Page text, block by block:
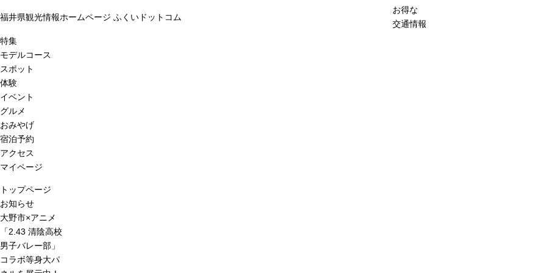
福井県観光情報ホームページ ふくいドットコム
お得な
交通情報
特集
モデルコース
スポット
体験
イベント
グルメ
おみやげ
宿泊予約
アクセス
マイページ
トップページ
お知らせ
大野市×アニメ
「2.43 清陰高校
男子バレー部」
コラボ等身大パ